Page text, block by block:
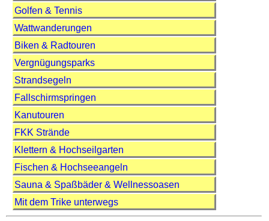
Golfen & Tennis
Wattwanderungen
Biken & Radtouren
Vergnügungsparks
Strandsegeln
Fallschirmspringen
Kanutouren
FKK Strände
Klettern & Hochseilgarten
Fischen & Hochseeangeln
Sauna & Spaßbäder & Wellnessoasen
Mit dem Trike unterwegs